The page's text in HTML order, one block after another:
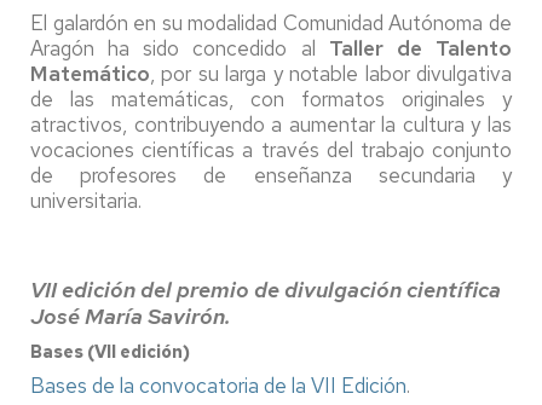
El galardón en su modalidad Comunidad Autónoma de
Aragón ha sido concedido al Taller de Talento
Matemático, por su larga y notable labor divulgativa
de las matemáticas, con formatos originales y
atractivos, contribuyendo a aumentar la cultura y las
vocaciones científicas a través del trabajo conjunto
de profesores de enseñanza secundaria y
universitaria.
VII edición del premio de divulgación científica
José María Savirón.
Bases (VII edición)
Bases de la convocatoria de la VII Edición.